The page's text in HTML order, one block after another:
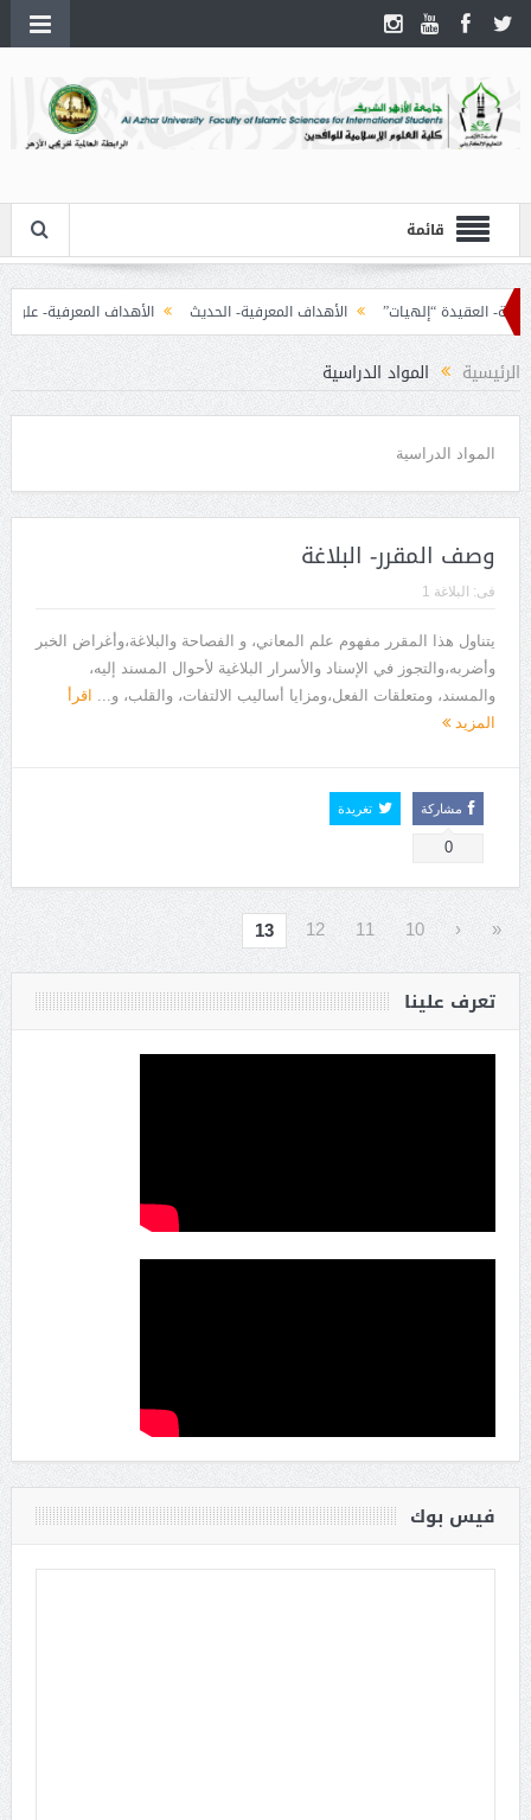
قائمة
العقيدة “إلهيات” الأهداف المعرفية- الحديث الأهداف المعرفية- علوم
الرئيسية المواد الدراسية
المواد الدراسية
وصف المقرر- البلاغة
فى: البلاغة 1
يتناول هذا المقرر مفهوم علم المعاني، و الفصاحة والبلاغة،وأغراض الخبر
وأضربه،والتجوز في الإسناد والأسرار البلاغية لأحوال المسند إليه،
والمسند، ومتعلقات الفعل،ومزايا أساليب الالتفات، والقلب، و...
اقرأ
المزيد
مشاركة
0
تغريدة
«
‹
10
11
12
13
تعرف علينا
فيس بوك